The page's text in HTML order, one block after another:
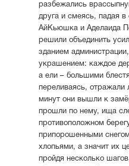
разбежались
друга и смеясь, падая в
АйКьюшка и Аделаида
решили объединить
зданием
украшением: каждое
а ели – большими
переливаясь, отражали
минут они вышли к
прошли по нему, ища
противоположном
припорошенными
хлопьями, а значит их
пройдя несколько